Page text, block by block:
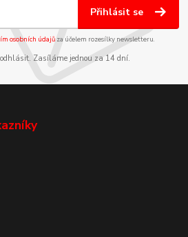
Přihlásit se
osobních údajůza účelem rozesílky newsletteru.
odhlásit. Zasíláme jednou za 14 dní.